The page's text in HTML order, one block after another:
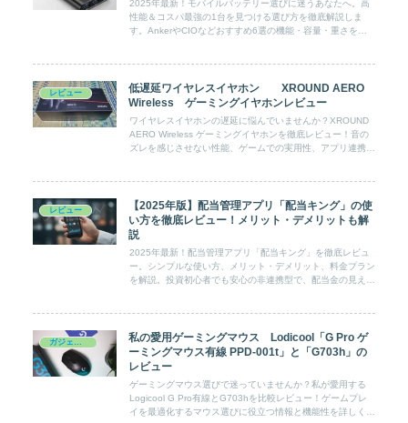
2025年最新！モバイルバッテリー選びに迷うあなたへ。高
性能＆コスパ最強の1台を見つける選び方を徹底解説しま
す。AnkerやCIOなどおすすめ6選の機能・容量・重さを徹
レビュー
低遅延ワイヤレスイヤホン XROUND AERO
Wireless ゲーミングイヤホンレビュー
ワイヤレスイヤホンの遅延に悩んでいませんか？XROUND
AERO Wireless ゲーミングイヤホンを徹底レビュー！音の
ズレを感じさせない性能、ゲームでの実用性、アプリ連携ま
レビュー
【2025年版】配当管理アプリ「配当キング」の使
い方を徹底レビュー！メリット・デメリットも解
説
2025年最新！配当管理アプリ「配当キング」を徹底レビュ
ー。シンプルな使い方、メリット・デメリット、料金プラン
を解説。投資初心者でも安心の非連携型で、配当金の見える
私の愛用ゲーミングマウス Lodicool「G Pro ゲ
ーミングマウス有線 PPD-001t」と「G703h」の
レビュー
ゲーミングマウス選びで迷っていませんか？私が愛用する
Logicool G Pro有線とG703hを比較レビュー！ゲームプレ
イを最適化するマウス選びに役立つ情報と機能性を詳しく解